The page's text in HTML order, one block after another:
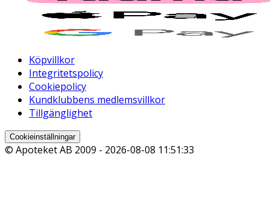
Köpvillkor
Integritetspolicy
Cookiepolicy
Kundklubbens medlemsvillkor
Tillgänglighet
Cookieinställningar
© Apoteket AB 2009 - 2026-08-08 11:51:33